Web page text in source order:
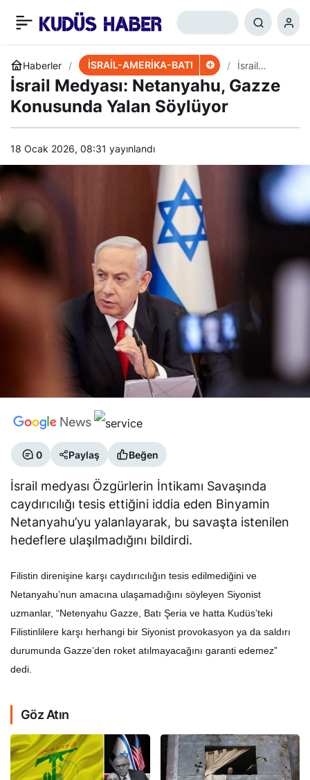
Haberler İSRAİL-AMERİKA-BATI
İsrail
Medyası:
Netanyahu,
İsrail Medyası: Netanyahu, Gazze
Konusunda Yalan Söylüyor
18 Ocak 2026, 08:31 yayınlandı
0 Paylaş Beğen
İsrail medyası Özgürlerin İntikamı Savaşında
caydırıcılığı tesis ettiğini iddia eden Binyamin
Netanyahu’yu yalanlayarak, bu savaşta istenilen
hedeflere ulaşılmadığını bildirdi.
Filistin direnişine karşı caydırıcılığın tesis edilmediğini ve
Netanyahu’nun amacına ulaşamadığını söyleyen Siyonist
uzmanlar, “Netenyahu Gazze, Batı Şeria ve hatta Kudüs’teki
Filistinlilere karşı herhangi bir Siyonist provokasyon ya da saldırı
durumunda Gazze’den roket atılmayacağını garanti edemez”
dedi.
Göz Atın
Rusya-İsrail İlişkileri
Bozuluyor
+ 0 Paylaş